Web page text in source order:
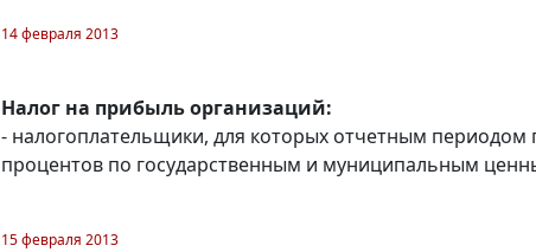
14 февраля 2013
Налог на прибыль организаций:
- налогоплательщики, для которых отчетным периодом
процентов по государственным и муниципальным
15 февраля 2013